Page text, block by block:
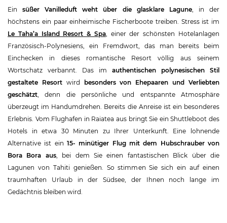
Einsüßer Vanilleduft weht über die glasklare Lagune, in der
höchstens ein paar einheimische Fischerboote treiben. Stress ist im
Le Taha’a Island Resort & Spa, einer der schönsten Hotelanlagen
Französisch-Polynesiens, ein Fremdwort, das man bereits beim
Einchecken in dieses romantische Resort völlig aus seinem
Wortschatz verbannt. Das im authentischen polynesischen Stil
gestaltete Resortwird besonders von Ehepaaren und Verliebten
geschätzt , denn die persönliche und entspannte Atmosphäre
überzeugt im Handumdrehen. Bereits die Anreise ist ein besonderes
Erlebnis. Vom Flughafen in Raiatea aus bringt Sie ein Shuttleboot des
Hotels in etwa 30 Minuten zu Ihrer Unterkunft. Eine lohnende
Alternative ist ein 15- minütiger Flug mit dem Hubschrauber von
Bora Bora aus, bei dem Sie einen fantastischen Blick über die
Lagunen von Tahiti genießen. So stimmen Sie sich ein auf einen
traumhaften Urlaub in der Südsee, der Ihnen noch lange im
Gedächtnis bleiben wird.